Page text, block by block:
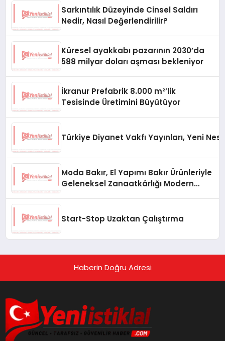
Sarkıntılık Düzeyinde Cinsel Saldırı
Nedir, Nasıl Değerlendirilir?
Küresel ayakkabı pazarının 2030’da
588 milyar doları aşması bekleniyor
İkranur Prefabrik 8.000 m²’lik
Tesisinde Üretimini Büyütüyor
Türkiye Diyanet Vakfı Yayınları, Yeni
Moda Bakır, El Yapımı Bakır Ürünleriyle
Geleneksel Zanaatkârlığı Modern
Start-Stop Uzaktan Çalıştırma
Haberin Doğru Adresi